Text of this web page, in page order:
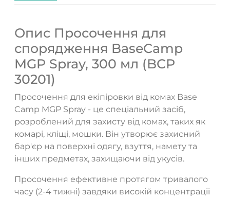
Опис Просочення для
спорядження BaseCamp
MGP Spray, 300 мл (BCP
30201)
Просочення для екіпіровки від комах Base
Camp MGP Spray - це спеціальний засіб,
розроблений для захисту від комах, таких як
комарі, кліщі, мошки. Він утворює захисний
бар'єр на поверхні одягу, взуття, намету та
інших предметах, захищаючи від укусів.
Просочення ефективне протягом тривалого
часу (2-4 тижні) завдяки високій концентрації